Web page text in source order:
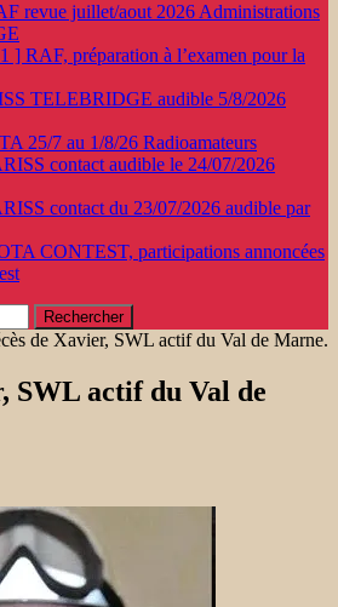
revue juillet/aout 2026 Administrations
] RAF, préparation à l’examen pour la
TELEBRIDGE audible 5/8/2026
25/7 au 1/8/26 Radioamateurs
contact audible le 24/07/2026
contact du 23/07/2026 audible par
CONTEST, participations annoncées
de Xavier, SWL actif du Val de Marne.
SWL actif du Val de